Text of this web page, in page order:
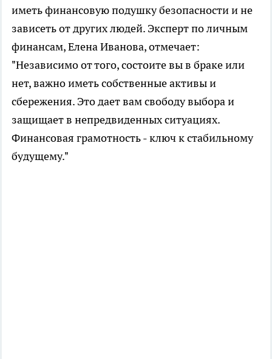
иметь финансовую подушку безопасности и не
зависеть от других людей. Эксперт по личным
финансам, Елена Иванова, отмечает:
"Независимо от того, состоите вы в браке или
нет, важно иметь собственные активы и
сбережения. Это дает вам свободу выбора и
защищает в непредвиденных ситуациях.
Финансовая грамотность - ключ к стабильному
будущему."